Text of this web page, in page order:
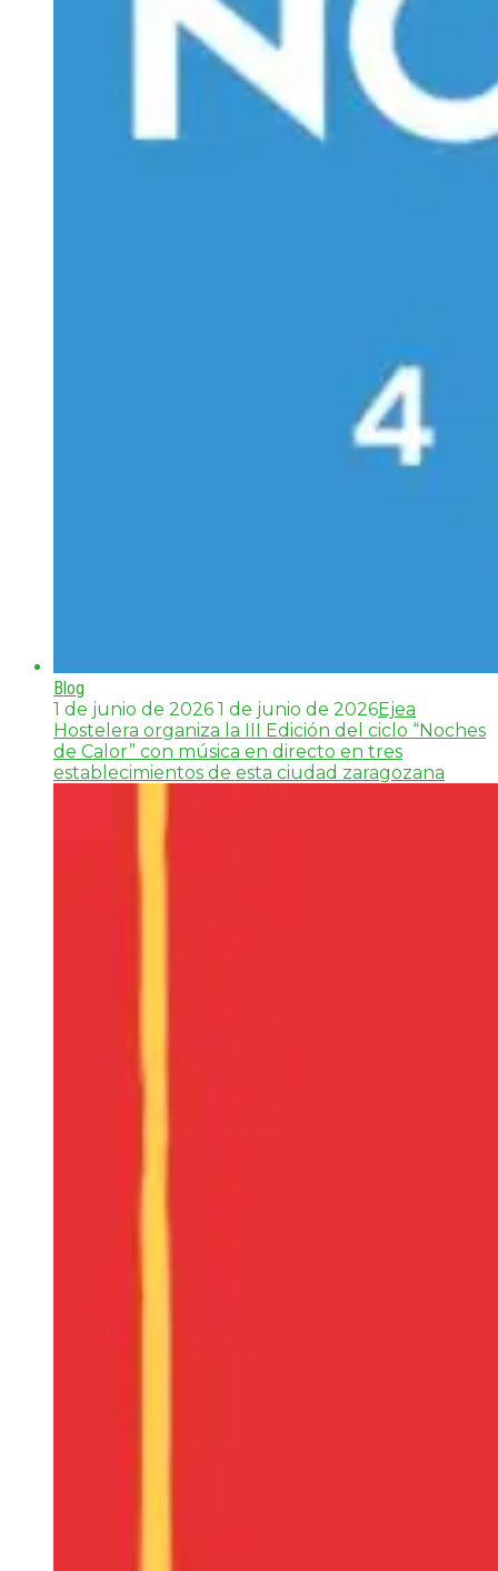
Blog
1 de junio de 2026 1 de junio de 2026Ejea
Hostelera organiza la III Edición del ciclo “Noches
de Calor” con música en directo en tres
establecimientos de esta ciudad zaragozana